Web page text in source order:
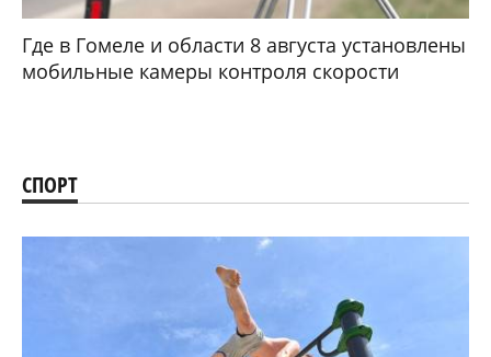
Где в Гомеле и области 8 августа установлены
мобильные камеры контроля скорости
СПОРТ